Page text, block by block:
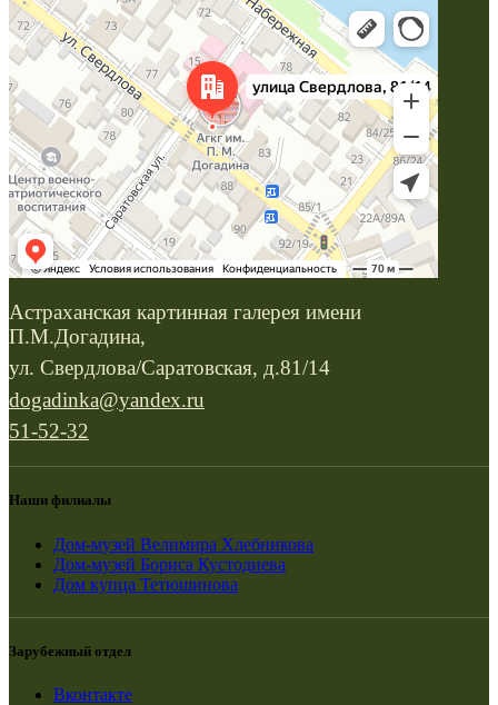
Астраханская картинная галерея имени
П.М.Догадина,
ул. Свердлова/Саратовская, д.81/14
dogadinka@yandex.ru
51-52-32
Наши филиалы
Дом-музей Велимира Хлебникова
Дом-музей Бориса Кустодиева
Дом купца Тетюшинова
Зарубежный отдел
Вконтакте